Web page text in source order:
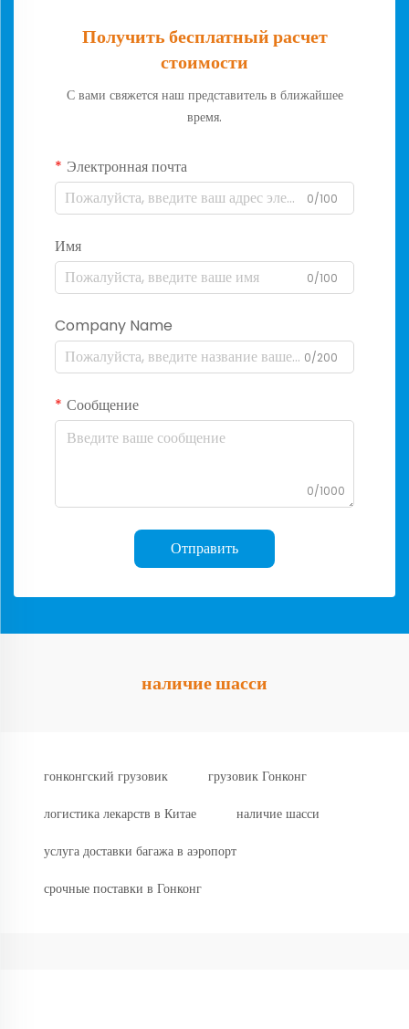
Получить бесплатный расчет
стоимости
С вами свяжется наш представитель в ближайшее
время.
Электронная почта
0/100
Имя
0/100
Company Name
0/200
Сообщение
0/1000
Отправить
наличие шасси
гонконгский грузовик грузовик Гонконг
логистика лекарств в Китае наличие шасси
услуга доставки багажа в аэропорт
срочные поставки в Гонконг